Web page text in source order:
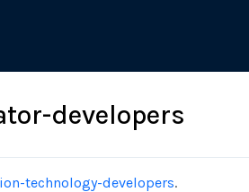
developers
technology-developers.